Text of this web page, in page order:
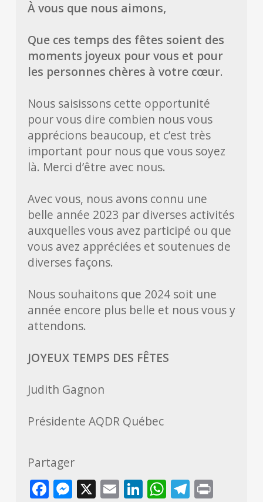
À vous que nous aimons,
Que ces temps des fêtes soient des
moments joyeux pour vous et pour
les personnes chères à votre cœur.
Nous saisissons cette opportunité
pour vous dire combien nous vous
apprécions beaucoup, et c’est très
important pour nous que vous soyez
là. Merci d’être avec nous.
Avec vous, nous avons connu une
belle année 2023 par diverses activités
auxquelles vous avez participé ou que
vous avez appréciées et soutenues de
diverses façons.
Nous souhaitons que 2024 soit une
année encore plus belle et nous vous y
attendons.
JOYEUX TEMPS DES FÊTES
Judith Gagnon
Présidente AQDR Québec
Partager
Facebook
Messenger
X EmailLinkedIn
WhatsApp
Print